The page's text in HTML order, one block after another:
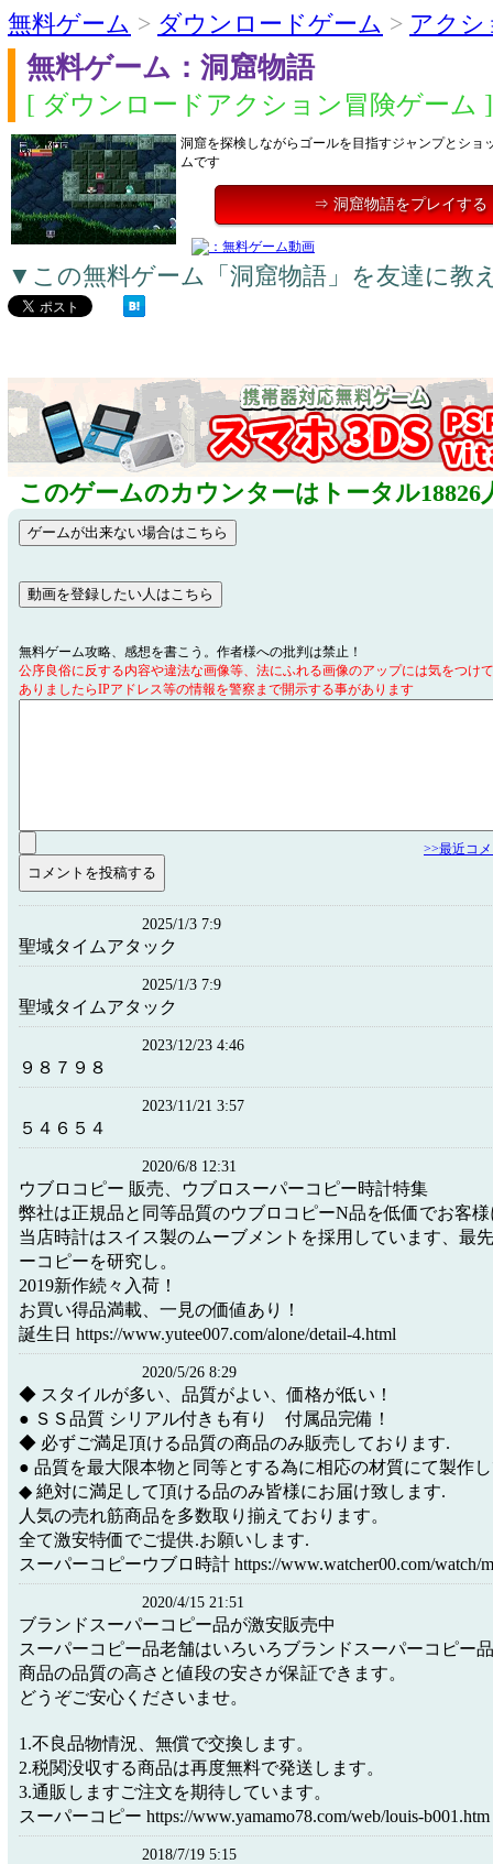
無料ゲーム > ダウンロードゲーム > アクシ
無料ゲーム：洞窟物語
[ ダウンロードアクション冒険ゲーム ]
洞窟を探検しながらゴールを目指すジャンプとショ
ムです
⇒ 洞窟物語をプレイする
▼この無料ゲーム「洞窟物語」を友達に教
このゲームのカウンターはトータル18826
無料ゲーム攻略、感想を書こう。作者様への批判は禁止！
公序良俗に反する内容や違法な画像等、法にふれる画像のアップには気をつけ
ありましたらIPアドレス等の情報を警察まで開示する事があります
>>最近コ
2025/1/3 7:9
聖域タイムアタック
2025/1/3 7:9
聖域タイムアタック
2023/12/23 4:46
９８７９８
2023/11/21 3:57
５４６５４
2020/6/8 12:31
ウブロコピー 販売、ウブロスーパーコピー時計特集
弊社は正規品と同等品質のウブロコピーN品を低価でお客
当店時計はスイス製のムーブメントを採用しています、最
ーコピーを研究し。
2019新作続々入荷！
お買い得品満載、一見の価値あり！
誕生日 https://www.yutee007.com/alone/detail-4.html
2020/5/26 8:29
◆ スタイルが多い、品質がよい、価格が低い！
● ＳＳ品質 シリアル付きも有り 付属品完備！
◆ 必ずご満足頂ける品質の商品のみ販売しております.
● 品質を最大限本物と同等とする為に相応の材質にて製作
◆ 絶対に満足して頂ける品のみ皆様にお届け致します.
人気の売れ筋商品を多数取り揃えております。
全て激安特価でご提供.お願いします.
スーパーコピーウブロ時計 https://www.watcher00.com/watch/
2020/4/15 21:51
ブランドスーパーコピー品が激安販売中
スーパーコピー品老舗はいろいろブランドスーパーコピー
商品の品質の高さと値段の安さが保証できます。
どうぞご安心くださいませ。
1.不良品物情況、無償で交換します。
2.税関没収する商品は再度無料で発送します。
3.通販しますご注文を期待しています。
スーパーコピー https://www.yamamo78.com/web/louis-b001.htm
2018/7/19 5:15